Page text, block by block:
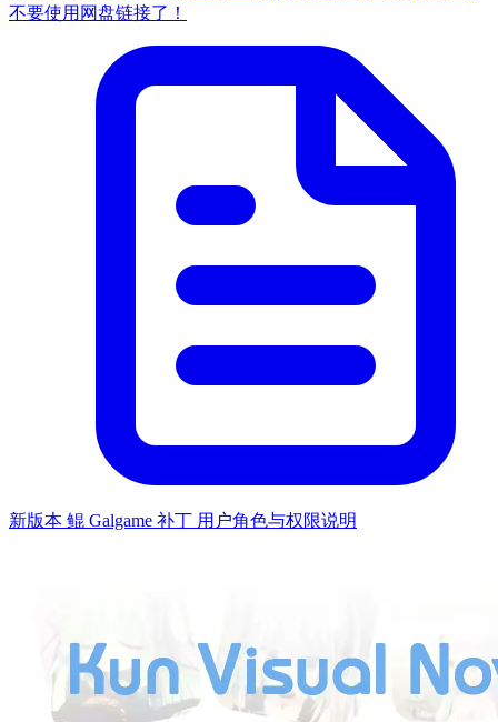
不要使用网盘链接了！
新版本 鲲 Galgame 补丁 用户角色与权限说明